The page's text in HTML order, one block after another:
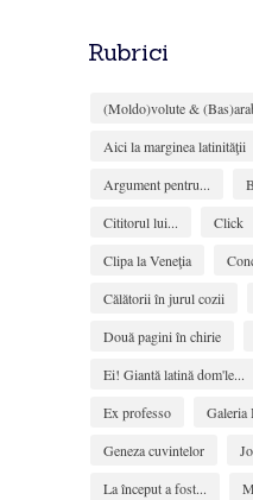
Rubrici
(Moldo)volute &
Aici la marginea latinităţii
Argument pentru...
Cititorul lui...
Click
Clipa la Veneţia
Călătorii în jurul cozii
Două pagini în chirie
Ei! Giantă latină dom'le...
Ex professo
Galeria
Geneza cuvintelor
La început a fost...